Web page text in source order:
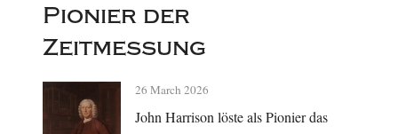
Pionier der
Zeitmessung
26 March 2026
John Harrison löste als Pionier das